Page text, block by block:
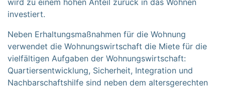
investiert.
Neben Erhaltungsmaßnahmen für die Wohnung
verwendet die Wohnungswirtschaft die Miete für die
vielfältigen Aufgaben der Wohnungswirtschaft:
Quartiersentwicklung, Sicherheit, Integration und
Nachbarschaftshilfe sind neben dem altersgerechten